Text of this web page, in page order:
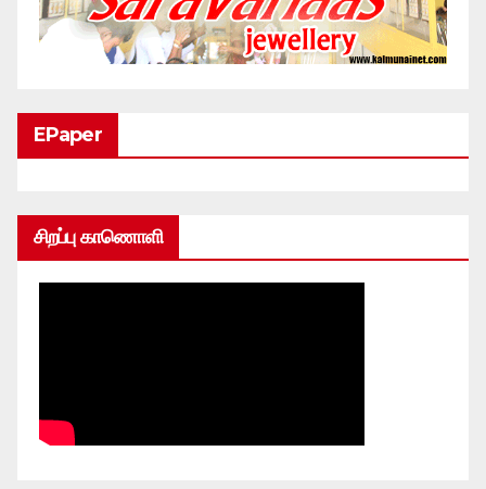
EPaper
சிறப்பு காணொளி